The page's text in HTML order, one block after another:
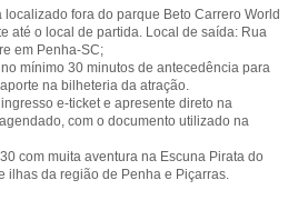
localizado fora do parque Beto Carrero World
até o local de partida. Local de saída: Rua
em Penha-SC;
mínimo 30 minutos de antecedência para
na bilheteria da atração.
e-ticket e apresente direto na
com o documento utilizado na
com muita aventura na Escuna Pirata do